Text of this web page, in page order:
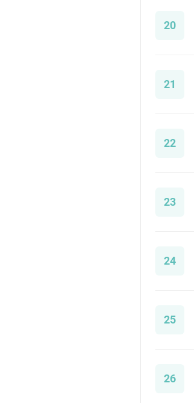
20
21
22
23
24
25
26